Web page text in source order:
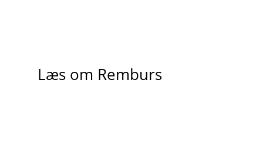
Læs om Remburs